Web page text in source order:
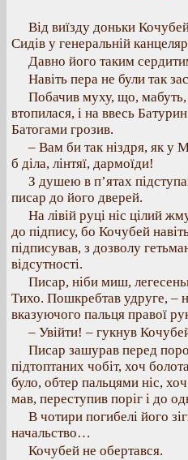
Від виїзду доньки
Сидів у генеральній
Давно його таким
Навіть пера не були так
Побачив муху, що,
втопилася, і на ввесь
Батогами грозив.
– Вам би так ніздря, як у
б діла, лінтяї, дармоїди!
З душею в п’ятах
писар до його дверей.
На лівій руці ніс цілий
до підпису, бо Кочубей
підписував, з дозволу
відсутності.
Писар, ніби миш,
Тихо. Пошкребтав удруге, –
вказуючого пальця правої
– Увійти! – гукнув
Писар зашурав перед
підтоптаних чобіт, хоч
було, обтер пальцями ніс,
мав, переступив поріг і до
В чотири погибелі його
начальство…
Кочубей не обертався.